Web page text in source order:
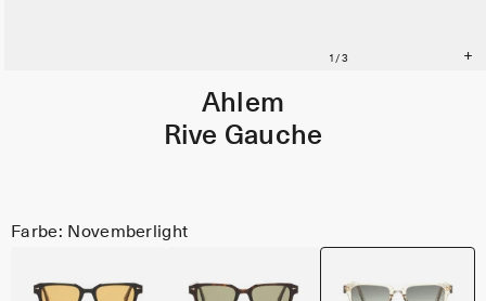
Ahlem
Rive Gauche
Farbe: Novemberlight